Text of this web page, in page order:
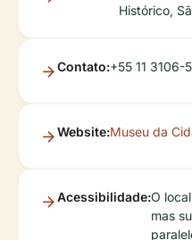
Histórico,
Contato:+55 11 3106-
Website:Museu da
Acessibilidade:O
mas